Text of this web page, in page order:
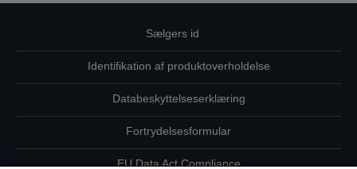
Sælgers id
Identifikation af produktoverholdelse
Databeskyttelseserklæring
Fortrydelsesformular
EU Data Act Compliance